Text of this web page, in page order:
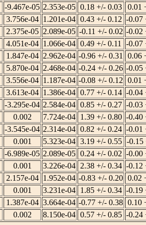
-9.467e-05 2.353e-05 0.18 +/- 0.03
0.01
3.756e-04 1.201e-04 0.43 +/- 0.12 -0.07
2.375e-05 2.089e-05 -0.11 +/- 0.02 -0.02
4.051e-04 1.066e-04 0.49 +/- 0.11 -0.07
1.847e-04 2.962e-04 -0.96 +/- 0.31 0.06
5.870e-04 2.468e-04 -0.24 +/- 0.26 -0.05
3.556e-04 1.187e-04 -0.08 +/- 0.12 0.01
3.613e-04 1.386e-04 0.77 +/- 0.14 -0.04
-3.295e-04 2.584e-04 0.85 +/- 0.27 -0.03
0.002 7.724e-04 1.39 +/- 0.80 -0.40
-3.545e-04 2.314e-04 0.82 +/- 0.24 -0.01
0.001 5.323e-04 3.19 +/- 0.55 -0.15
-6.989e-05 2.089e-05 0.24 +/- 0.02 -0.00
0.001 3.226e-04 2.38 +/- 0.34 -0.12
2.157e-04 1.952e-04 -0.83 +/- 0.20 0.02
0.001 3.231e-04 1.85 +/- 0.34 -0.19
1.387e-04 3.664e-04 -0.77 +/- 0.38 0.10
0.002 8.150e-04 0.57 +/- 0.85 -0.24